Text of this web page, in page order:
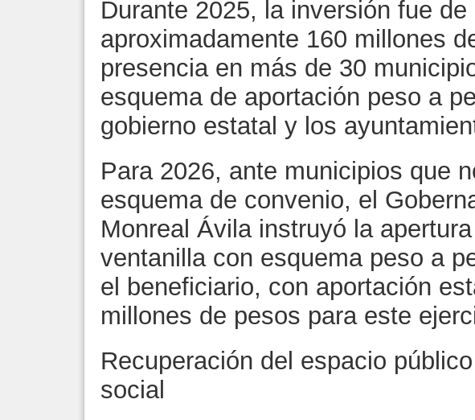
Durante 2025, la inversión fue de
aproximadamente 160 millones
presencia en más de 30
esquema de aportación peso a
gobierno estatal y los
Para 2026, ante municipios que
esquema de convenio, el
Monreal Ávila instruyó la
ventanilla con esquema peso a
el beneficiario, con aportación
millones de pesos para este
Recuperación del espacio
social